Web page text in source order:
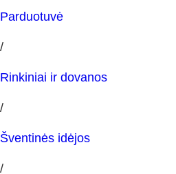
Parduotuvė
/
Rinkiniai ir dovanos
/
Šventinės idėjos
/